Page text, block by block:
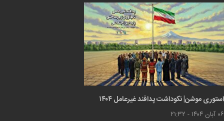
استوری موشن| نکوداشت پدافند غیرعامل ۱۴۰۴
۰۶ آبان ۱۴۰۴ - ۲۱:۳۲